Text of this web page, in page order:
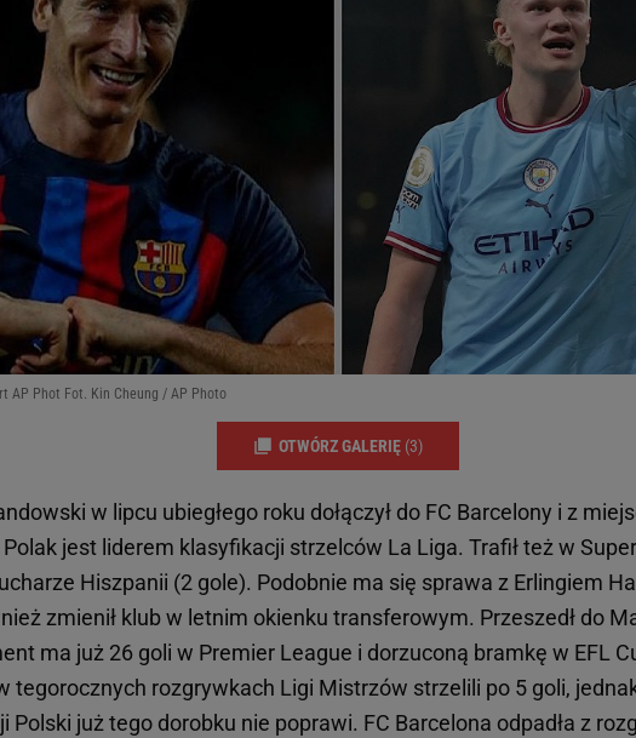
AP Phot Fot. Kin Cheung / AP Photo
OTWÓRZ GALERIĘ (3)
w lipcu ubiegłego roku dołączył do FC Barcelony i z
jest liderem klasyfikacji strzelców La Liga. Trafił też w
Hiszpanii (2 gole). Podobnie ma się sprawa z Erlingiem
zmienił klub w letnim okienku transferowym. Przeszedł do
ma już 26 goli w Premier League i dorzuconą bramkę w EFL
tegorocznych rozgrywkach Ligi Mistrzów strzelili po 5 goli,
Polski już tego dorobku nie poprawi. FC Barcelona odpadła z